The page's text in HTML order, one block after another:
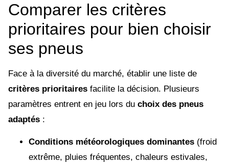
Comparer les critères
prioritaires pour bien choisir
ses pneus
Face à la diversité du marché, établir une liste de
critères prioritaires facilite la décision. Plusieurs
paramètres entrent en jeu lors du choix des pneus
adaptés :
Conditions météorologiques dominantes (froid
extrême, pluies fréquentes, chaleurs estivales,